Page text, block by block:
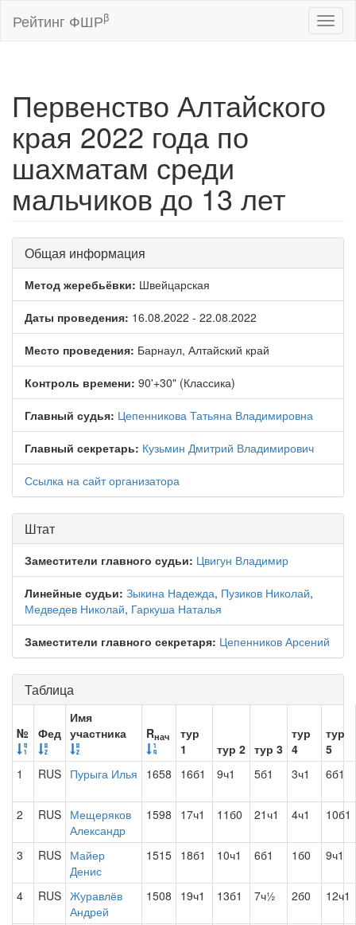
Рейтинг ФШРβ
Первенство Алтайского
края 2022 года по
шахматам среди
мальчиков до 13 лет
Общая информация
Метод жеребьёвки: Швейцарская
Даты проведения: 16.08.2022 - 22.08.2022
Место проведения: Барнаул, Алтайский край
Контроль времени: 90'+30" (Классика)
Главный судья: Цепенникова Татьяна Владимировна
Главный секретарь: Кузьмин Дмитрий Владимирович
Ссылка на сайт организатора
Штат
Заместители главного судьи: Цвигун Владимир
Линейные судьи: Зыкина Надежда, Пузиков Николай,
Медведев Николай, Гаркуша Наталья
Заместители главного секретаря: Цепенников Арсений
Таблица
№ Фед
Имя
участника
Rнач
тур
1
тур 2 тур 3
тур
4
тур
5
1
RUS Пурыга Илья 1658 16б1 9ч1 5б1 3ч1 6б1
2 RUS Мещеряков
Александр
1598 17ч1 11б0 21ч1 4ч1 10б1
3 RUS Майер
Денис
1515 18б1 10ч1 6б1 1б0 9ч1
4 RUS Журавлёв
Андрей
1508 19ч1 13б1 7ч½ 2б0 12ч1